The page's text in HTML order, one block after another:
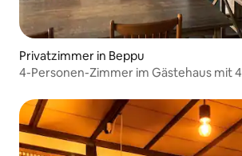
Privatzimmer in Beppu
4-Personen-Zimmer im Gästehaus mit